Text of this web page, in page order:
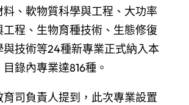
料、軟物質科學與工程、大功率
工程、生物育種技術、生態修復
與技術等24種新專業正式納入本
錄內專業達816種。
司負責人提到，此次專業設置